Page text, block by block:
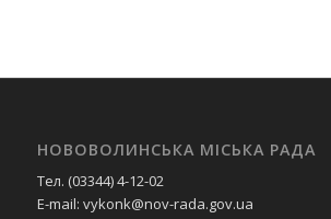
НОВОВОЛИНСЬКА МІСЬКА РАДА
Тел. (03344) 4-12-02
E-mail: vykonk@nov-rada.gov.ua